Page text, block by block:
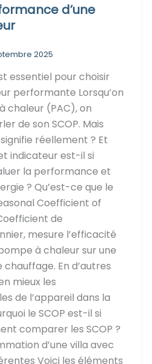
d’une
2025
essentiel pour choisir
performante Lorsqu’on
chaleur (PAC), on
de son SCOP. Mais
réellement ? Et
indicateur est-il si
la performance et
? Qu’est-ce que le
Coefficient of
de
mesure l’efficacité
à chaleur sur une
En d’autres
mieux les
de l’appareil dans la
le SCOP est-il si
comparer les SCOP ?
d’une villa avec
Voici les éléments